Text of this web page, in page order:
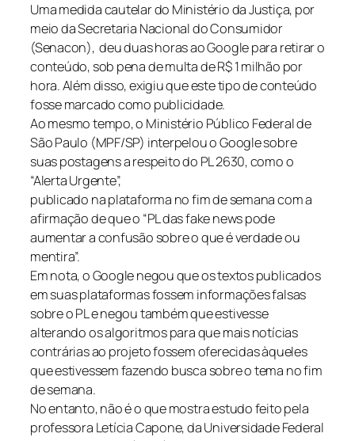
Uma medida cautelar do Ministério da Justiça, por
meio da Secretaria Nacional do Consumidor
(Senacon), deu duas horas ao Google para retirar o
conteúdo, sob pena de multa de R$ 1 milhão por
hora. Além disso, exigiu que este tipo de conteúdo
fosse marcado como publicidade.
Ao mesmo tempo, o Ministério Público Federal de
São Paulo (MPF/SP) interpelou o Google sobre
suas postagens a respeito do PL 2630, como o
“Alerta Urgente”,
publicado na plataforma no fim de semana com a
afirmação de que o “PL das fake news pode
aumentar a confusão sobre o que é verdade ou
mentira”.
Em nota, o Google negou que os textos publicados
em suas plataformas fossem informações falsas
sobre o PL e negou também que estivesse
alterando os algoritmos para que mais notícias
contrárias ao projeto fossem oferecidas àqueles
que estivessem fazendo busca sobre o tema no fim
de semana.
No entanto, não é o que mostra estudo feito pela
professora Letícia Capone, da Universidade Federal